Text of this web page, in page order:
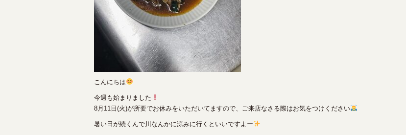
こんにちは
今週も始まりました
8月11日(火)が所要でお休みをいただいてますので、ご来店なさる際はお気をつけください
暑い日が続くんで川なんかに涼みに行くといいですよー